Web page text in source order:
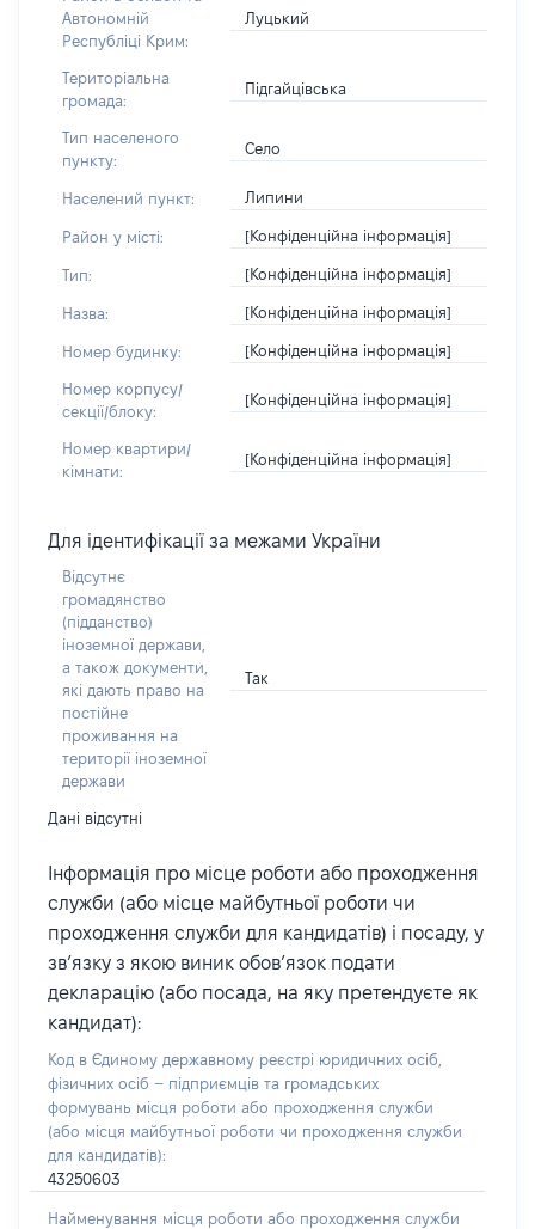
Автономній
Республіці Крим:
Луцький
Територіальна
громада:
Підгайцівська
Тип населеного
пункту:
Село
Населений пункт: Липини
Район у місті: [Конфіденційна інформація]
Тип: [Конфіденційна інформація]
Назва: [Конфіденційна інформація]
Номер будинку: [Конфіденційна інформація]
Номер корпусу/
секції/блоку:
[Конфіденційна інформація]
Номер квартири/
кімнати:
[Конфіденційна інформація]
Для ідентифікації за межами України
Відсутнє
громадянство
(підданство)
іноземної держави,
а також документи,
які дають право на
постійне
проживання на
території іноземної
держави
Так
Дані відсутні
Інформація про місце роботи або проходження
служби (або місце майбутньої роботи чи
проходження служби для кандидатів) і посаду, у
зв’язку з якою виник обов’язок подати
декларацію (або посада, на яку претендуєте як
кандидат):
Код в Єдиному державному реєстрі юридичних осіб,
фізичних осіб – підприємців та громадських
формувань місця роботи або проходження служби
(або місця майбутньої роботи чи проходження служби
для кандидатів):
43250603
Найменування місця роботи або проходження служби